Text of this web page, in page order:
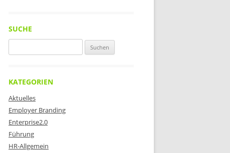
SUCHE
nach:
KATEGORIEN
Aktuelles
Employer Branding
Enterprise2.0
Führung
HR-Allgemein